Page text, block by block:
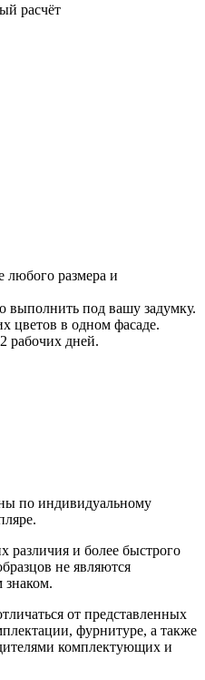
расчёт
любого размера и
выполнить под вашу задумку.
цветов в одном фасаде.
рабочих дней.
по индивидуальному
различия и более быстрого
не являются
знаком.
от представленных
фурнитуре, а также
комплектующих и